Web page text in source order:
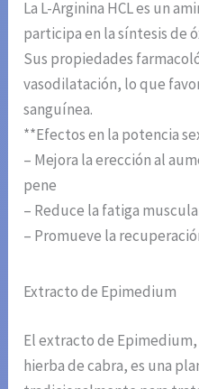
La L-Arginina HCL es un
participa en la síntesis de
Sus propiedades
vasodilatación, lo que
sanguínea.
**Efectos en la potencia
– Mejora la erección al
pene
– Reduce la fatiga
– Promueve la
Extracto de Epimedium
El extracto de
hierba de cabra, es una